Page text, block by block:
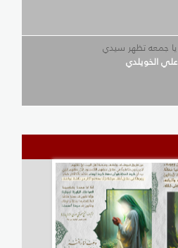
يا جمعه تظهر سيدي
علي الخويلدي